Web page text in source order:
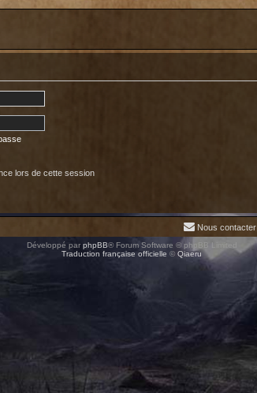
lors de cette session
Nous contacter
Développé par phpBB® Forum Software © phpBB Limited
Traduction française officielle © Qiaeru